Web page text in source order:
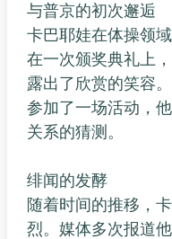
与普京的初次邂逅
卡巴耶娃在体操领
在一次颁奖典礼上
露出了欣赏的笑容
参加了一场活动，
关系的猜测。
绯闻的发酵
随着时间的推移，
烈。媒体多次报道